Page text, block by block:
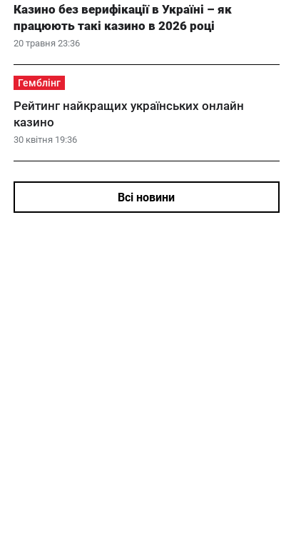
20 травня 23:36
Казино без верифікації в Україні – як
працюють такі казино в 2026 році
Гемблінг
30 квітня 19:36
Рейтинг найкращих українських онлайн
казино
Всі новини